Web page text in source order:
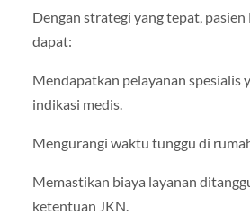
Dengan strategi yang tepat, pasien
dapat:
Mendapatkan pelayanan spesialis
indikasi medis.
Mengurangi waktu tunggu di
Memastikan biaya layanan
ketentuan JKN.